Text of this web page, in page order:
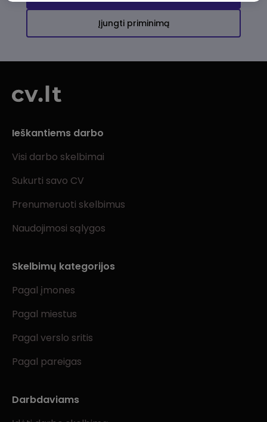
Įjungti priminimą
Ieškantiems darbo
Visi darbo skelbimai
Sukurti savo CV
Prenumeruoti skelbimus
Naudojimosi sąlygos
Skelbimų kategorijos
Pagal įmones
Pagal miestus
Pagal verslo sritis
Pagal pareigas
Darbdaviams